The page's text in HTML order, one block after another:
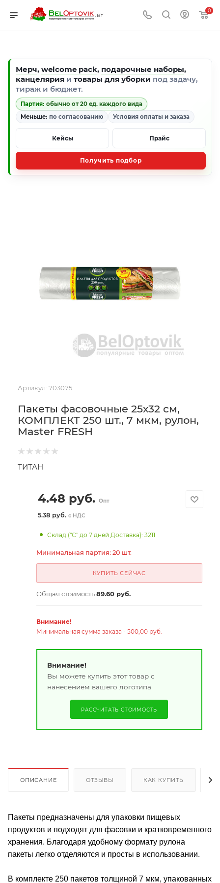
0
Мерч, welcome pack, подарочные наборы,
канцелярия и товары для уборки под задачу,
тираж и бюджет.
Партия: обычно от 20 ед. каждого вида
Меньше: по согласованию Условия оплаты и заказа
Кейсы Прайс
Получить подбор
Артикул: 703075
Пакеты фасовочные 25х32 см,
КОМПЛЕКТ 250 шт., 7 мкм, рулон,
Master FRESH
ТИТАН
4.48 руб. Опт
5.38 руб. с НДС
Склад ("С" до 7 дней Доставка): 3211
Минимальная партия: 20 шт.
КУПИТЬ СЕЙЧАС
Общая стоимость89.60 руб.
Внимание!
Минимальная сумма заказа - 500,00 руб.
Внимание!
Вы можете купить этот товар с
нанесением вашего логотипа
РАССЧИТАТЬ СТОИМОСТЬ
ОПИСАНИЕ ОТЗЫВЫ КАК КУПИТЬ
Пакеты предназначены для упаковки пищевых
продуктов и подходят для фасовки и кратковременного
хранения. Благодаря удобному формату рулона
пакеты легко отделяются и просты в использовании.
В комплекте 250 пакетов толщиной 7 мкм, упакованных